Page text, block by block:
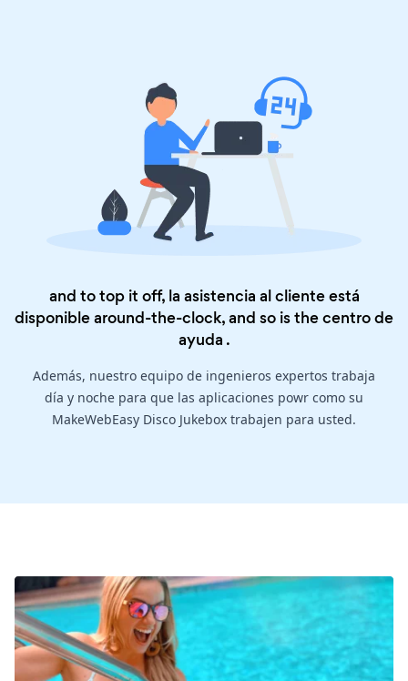
and to top it off, la asistencia al cliente está
disponible around-the-clock, and so is thecentro de
ayuda .
Además, nuestro equipo de ingenieros expertos trabaja
día y noche para que las aplicaciones powr como su
MakeWebEasy Disco Jukebox trabajen para usted.